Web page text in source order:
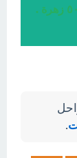
للمشتري إذا اشترى عددا من الزهور يفوق ٥٠ زهرة .
.